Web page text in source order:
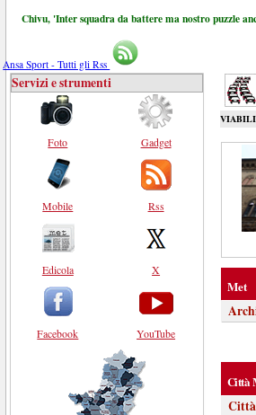
Chivu, 'Inter squadra da battere ma nostro puzzle
Ansa Sport - Tutti gli Rss
Servizi e strumenti
Foto
Mobile
Edicola
Facebook
Gadget
Rss
X
YouTube
Met
Città